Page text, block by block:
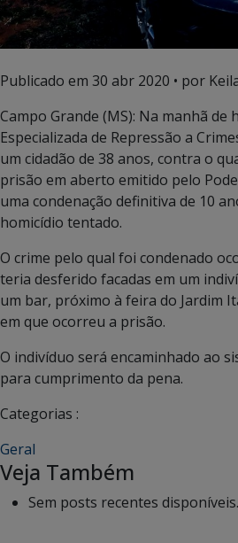
Publicado em 30 abr 2020 • por
Campo Grande (MS): Na manhã de
Especializada de Repressão a
um cidadão de 38 anos, contra o
prisão em aberto emitido pelo
uma condenação definitiva de 10
homicídio tentado.
O crime pelo qual foi condenado
teria desferido facadas em um
um bar, próximo à feira do Jardim
em que ocorreu a prisão.
O indivíduo será encaminhado ao
para cumprimento da pena.
Categorias :
Geral
Veja Também
Sem posts recentes disponíveis.